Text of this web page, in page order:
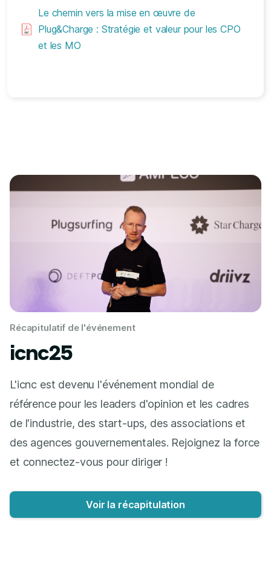
Le chemin vers la mise en œuvre de
Plug&Charge : Stratégie et valeur pour les CPO
et les MO
Récapitulatif de l'événement
icnc25
L'icnc est devenu l'événement mondial de
référence pour les leaders d'opinion et les cadres
de l'industrie, des start-ups, des associations et
des agences gouvernementales. Rejoignez la force
et connectez-vous pour diriger !
Voir la récapitulation